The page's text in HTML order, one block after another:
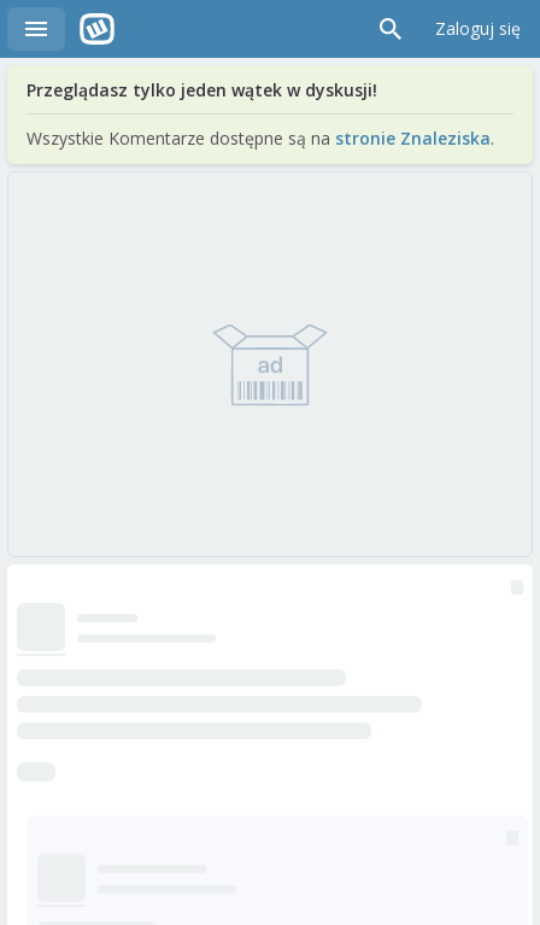
Zaloguj się
Przeglądasz tylko jeden wątek w dyskusji!
Wszystkie Komentarze dostępne są na stronie Znaleziska.